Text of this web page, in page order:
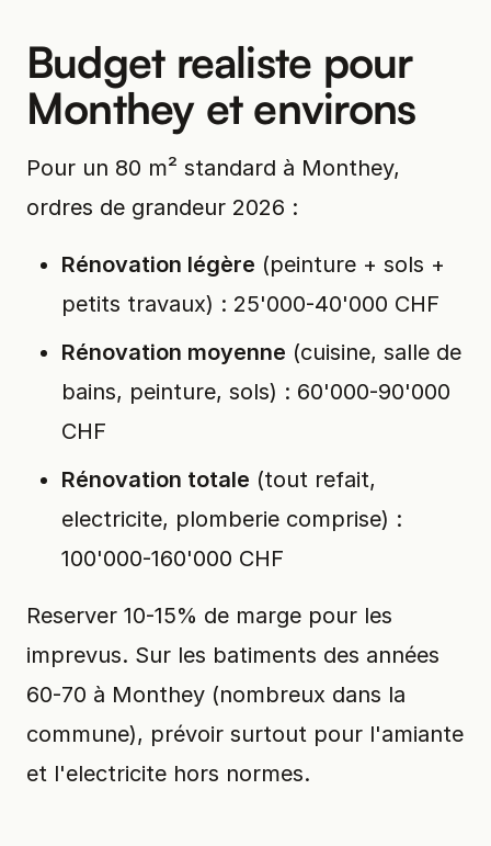
Budget realiste pour
Monthey et environs
Pour un 80 m² standard à Monthey,
ordres de grandeur 2026 :
Rénovation légère (peinture + sols +
petits travaux) : 25'000-40'000 CHF
Rénovation moyenne (cuisine, salle de
bains, peinture, sols) : 60'000-90'000
CHF
Rénovation totale (tout refait,
electricite, plomberie comprise) :
100'000-160'000 CHF
Reserver 10-15% de marge pour les
imprevus. Sur les batiments des années
60-70 à Monthey (nombreux dans la
commune), prévoir surtout pour l'amiante
et l'electricite hors normes.